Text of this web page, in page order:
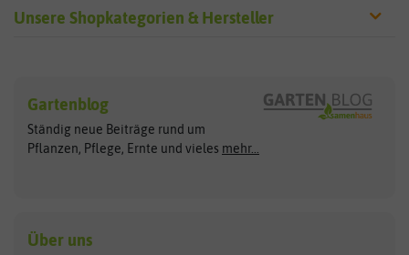
Unsere Shopkategorien & Hersteller
Exotische Samen
Gemüsesamen
Gründünger
Kräutersamen
Arche Noah
ASB Greenworld
Benary
Clever Pots
COMPO
Gartenblog
Ständig neue Beiträge rund um
Pflanzen, Pflege, Ernte und vieles mehr...
Über uns